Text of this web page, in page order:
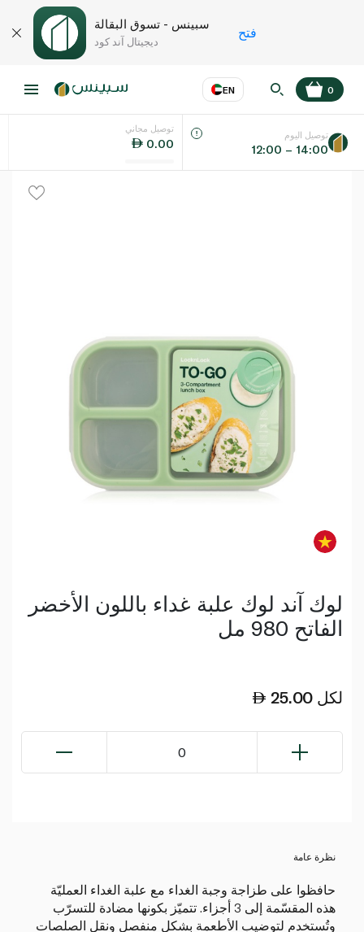
سبينس - تسوق البقالة
ديجيتال آند كود
فتح
EN
اللغة عر
0
توصيل مجاني
0.00
توصيل اليوم
12:00 – 14:00
لوك آند لوك علبة غداء باللون الأخضر
الفاتح 980 مل
25.00 لكل
0
نظرة عامة
حافظوا على طزاجة وجبة الغداء مع علبة الغداء العمليّة
هذه المقسّمة إلى 3 أجزاء. تتميّز بكونها مضادة للتسرّب
وتُستخدم لتوضيب الأطعمة بشكلٍ منفصل ونقل الصلصات